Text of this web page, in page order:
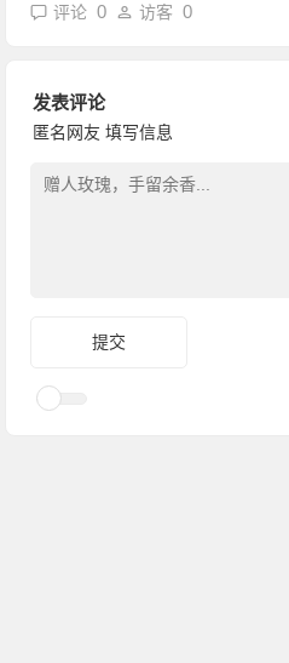
评论0 访客0
发表评论
匿名网友 填写信息